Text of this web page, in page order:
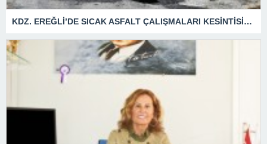
KDZ. EREĞLİ’DE SICAK ASFALT ÇALIŞMALARI KESİNTİSİZ SÜRÜYOR